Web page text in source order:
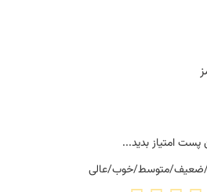
پست امتیاز بدید...
متوسط/خوب/عالی